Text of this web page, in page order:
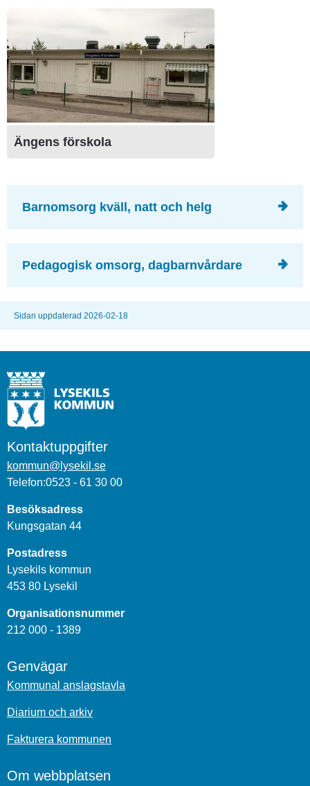
Ängens förskola
Barnomsorg kväll, natt och helg
Pedagogisk omsorg, dagbarnvårdare
Sidan uppdaterad 2026-02-18
Kontaktuppgifter
kommun@lysekil.se
Telefon:0523 - 61 30 00
Besöksadress
Kungsgatan 44
Postadress
Lysekils kommun
453 80 Lysekil
Organisationsnummer
212 000 - 1389
Genvägar
Kommunal anslagstavla
Diarium och arkiv
Fakturera kommunen
Om webbplatsen